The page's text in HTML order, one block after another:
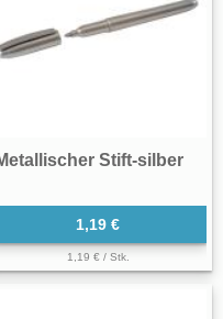
Stift-silber
1,19 €
1,19 € / Stk.